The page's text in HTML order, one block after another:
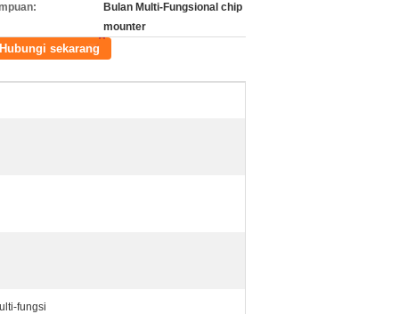
Bulan Multi-Fungsional chip
mounter
Hubungi sekarang
fungsi